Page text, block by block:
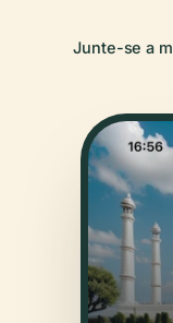
Junte-se a